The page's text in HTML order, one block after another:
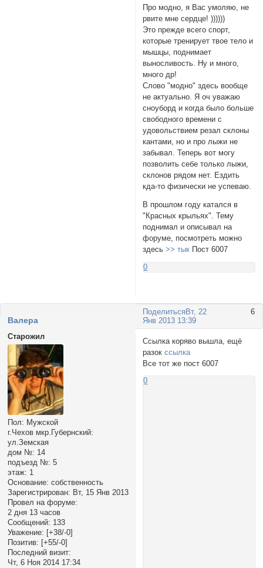
Про модно, я Вас умоляю, не
рвите мне сердце! ))))))
Это прежде всего спорт,
которые тренирует твое тело и
мышцы, поднимает
выносливость. Ну и много,
много др!
Слово "модно" здесь вообще
не актуально. Я оч уважаю
сноуборд и когда было больше
свободного времени с
удовольствием резал склоны
кантами, но и про лыжи не
забывал. Теперь вот могу
позволить себе только лыжи,
склонов рядом нет. Ездить
кда-то физически не успеваю.
В прошлом году катался в
"Красных крыльях". Тему
поднимал и описывал на
форуме, посмотреть можно
здесь>> тык Пост 6007
0
Поделиться 6
Вт, 22
Янв 2013 13:39
Валера
Старожил
Пол: Мужской
г.Чехов мкр.Губернский:
ул.Земская
дом №: 14
подъезд №: 5
этаж: 1
Основание: собственность
Зарегистрирован: Вт, 15 Янв 2013
Провел на форуме:
2 дня 13 часов
Сообщений: 133
Уважение: [+38/-0]
Позитив: [+55/-0]
Последний визит:
Чт, 6 Ноя 2014 17:34
Ссылка коряво вышла, ещё
разокссылка
Все тот же пост 6007
0